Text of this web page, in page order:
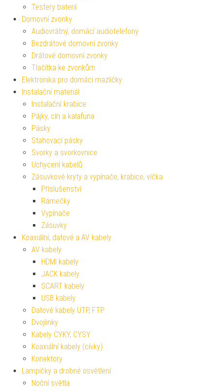
Testery baterií
Domovní zvonky
Audiovrátný, domácí audiotelefony
Bezdrátové domovní zvonky
Drátové domovní zvonky
Tlačítka ke zvonkům
Elektronika pro domácí mazlíčky
Instalační materiál
Instalační krabice
Pájky, cín a kalafuna
Pásky
Stahovací pásky
Svorky a svorkovnice
Uchycení kabelů
Zásuvkové kryty a vypínače, krabice, víčka
Příslušenství
Rámečky
Vypínače
Zásuvky
Koaxiální, datové a AV kabely
AV kabely
HDMI kabely
JACK kabely
SCART kabely
USB kabely
Datové kabely UTP, FTP
Dvojlinky
Kabely CYKY, CYSY
Koaxiální kabely (cívky)
Konektory
Lampičky a drobné osvětlení
Noční světla